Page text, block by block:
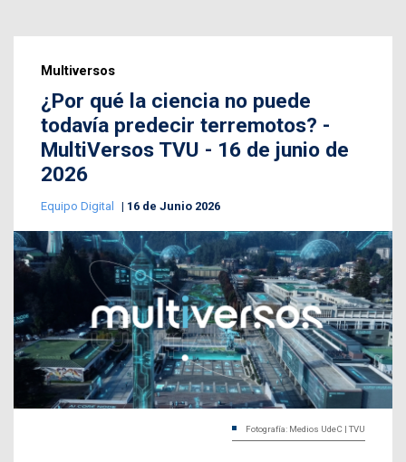
Multiversos
¿Por qué la ciencia no puede
todavía predecir terremotos? -
MultiVersos TVU - 16 de junio de
2026
Equipo Digital 16 de Junio 2026
Fotografía: Medios UdeC | TVU